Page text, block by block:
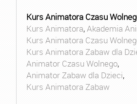
Kurs Animatora Czasu
Kurs Animatora,Akademia
Kurs Animatora Czasu
Kurs Animatora Zabaw dla
Animator Czasu Wolnego,
Animator Zabaw dla Dzieci,
Kurs Animatora Zabaw